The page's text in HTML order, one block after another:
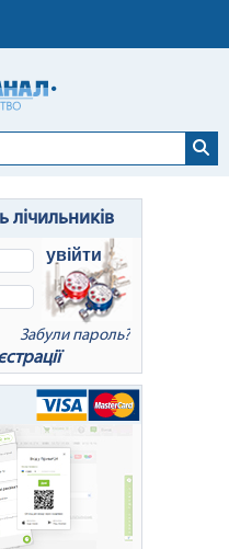
увійти
Забули пароль?
x
введіть Ваш
Надіслати